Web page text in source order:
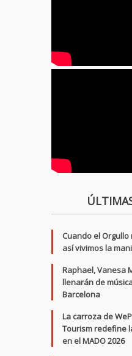
Cuando el
así vivimos la
Raphael, Vanesa
llenarán de
Barcelona
La carroza de
Tourism redefine
en el MADO 2026